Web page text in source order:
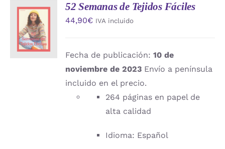
AÑADIR
AL
CARRITO
/
DETALLES
52 Semanas de Tejidos Fáciles
44,90€ IVA incluido
Fecha de publicación:10 de
noviembre de 2023 Envío a península
incluido en el precio.
264 páginas en papel de
alta calidad
Idioma: Español